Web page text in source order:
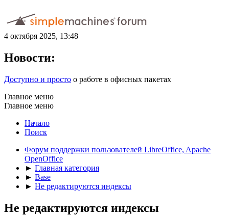
4 октября 2025, 13:48
Новости:
Доступно и просто о работе в офисных пакетах
Главное меню
Главное меню
Начало
Поиск
Форум поддержки пользователей LibreOffice, Apache
OpenOffice
► Главная категория
► Base
► Не редактируются индексы
Не редактируются индексы